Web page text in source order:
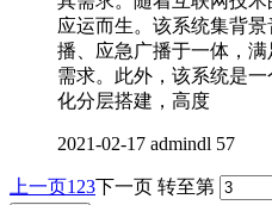
应运而生。该系统集背
播、应急广播于一体，
需求。此外，该系统是
化分层搭建，高度
2021-02-17 admindl 57
上一页1 23下一页 转至第